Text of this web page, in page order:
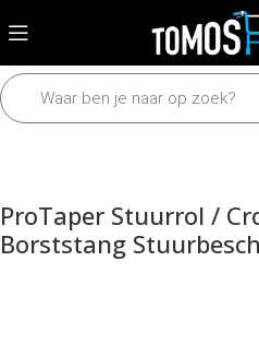
Home Framedelen Sturen en
ProTaper Stuurrol /
Borststang